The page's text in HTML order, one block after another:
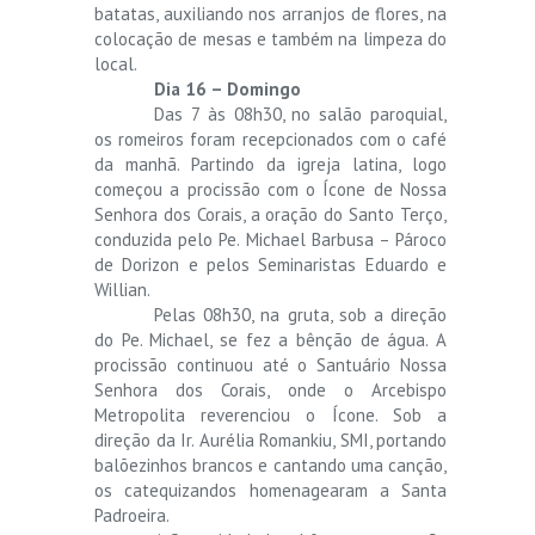
batatas, auxiliando nos arranjos de flores, na
colocação de mesas e também na limpeza do
local.
Dia 16 – Domingo
Das 7 às 08h30, no salão paroquial,
os romeiros foram recepcionados com o café
da manhã. Partindo da igreja latina, logo
começou a procissão com o Ícone de Nossa
Senhora dos Corais, a oração do Santo Terço,
conduzida pelo Pe. Michael Barbusa – Pároco
de Dorizon e pelos Seminaristas Eduardo e
Willian.
Pelas 08h30, na gruta, sob a direção
do Pe. Michael, se fez a bênção de água. A
procissão continuou até o Santuário Nossa
Senhora dos Corais, onde o Arcebispo
Metropolita reverenciou o Ícone. Sob a
direção da Ir. Aurélia Romankiu, SMI, portando
balõezinhos brancos e cantando uma canção,
os catequizandos homenagearam a Santa
Padroeira.